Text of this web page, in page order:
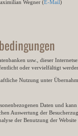
Wegner (E-Mail)
usw., dieser
oder vervielfältigt
Nutzung unter
Daten und
Auswertung der
der Benutzung der